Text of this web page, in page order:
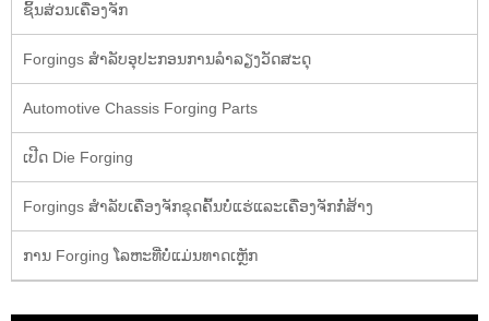
ຊິ້ນສ່ວນເຄື່ອງຈັກ
Forgings ສໍາລັບອຸປະກອນການລໍາລຽງວັດສະດຸ
Automotive Chassis Forging Parts
ເປີດ Die Forging
Forgings ສໍາລັບເຄື່ອງຈັກຂຸດຄົ້ນບໍ່ແຮ່ແລະເຄື່ອງຈັກກໍ່ສ້າງ
ການ Forging ໂລຫະທີ່ບໍ່ແມ່ນທາດເຫຼັກ